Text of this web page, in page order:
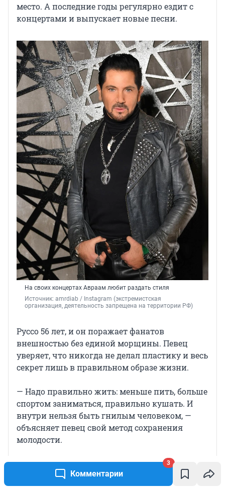
Комментарии
3
место. А последние годы регулярно ездит с
концертами и выпускает новые песни.
На своих концертах Авраам любит раздать стиля
Источник: amrdiab / Instagram (экстремистская
организация, деятельность запрещена на территории РФ)
Руссо 56 лет, и он поражает фанатов
внешностью без единой морщины. Певец
уверяет, что никогда не делал пластику и весь
секрет лишь в правильном образе жизни.
— Надо правильно жить: меньше пить, больше
спортом заниматься, правильно кушать. И
внутри нельзя быть гнилым человеком, —
объясняет певец свой метод сохранения
молодости.